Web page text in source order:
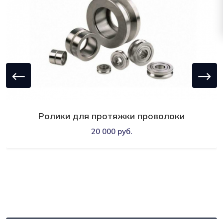
Ролики для протяжки проволоки
20 000 руб.